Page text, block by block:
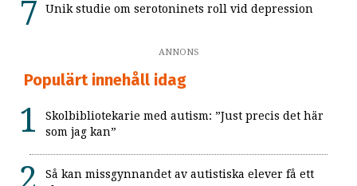
Unik studie om serotoninets roll vid depression
ANNONS
Populärt innehåll idag
Skolbibliotekarie med autism: ”Just precis det här
som jag kan”
Så kan missgynnandet av autistiska elever få ett